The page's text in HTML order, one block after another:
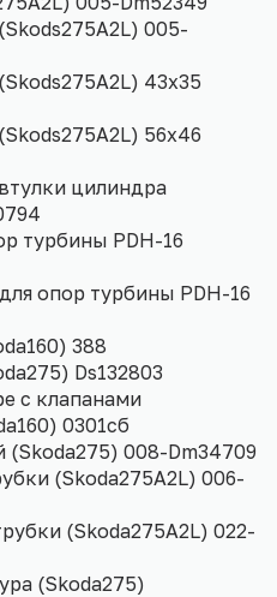
005-
43х35
56х46
цилиндра
турбины PDH-16
опор турбины PDH-16
388
Ds132803
с клапанами
0301сб
008-Dm34709
(Skoda275A2L) 006-
(Skoda275A2L) 022-
(Skoda275)